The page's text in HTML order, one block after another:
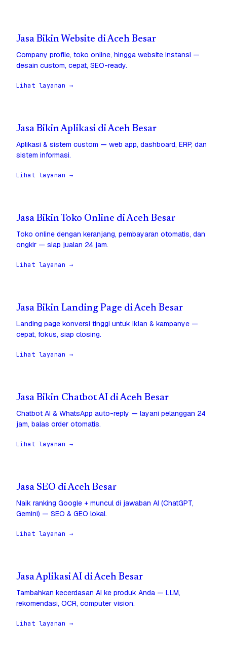
Jasa Bikin Website di Aceh Besar
Company profile, toko online, hingga website instansi —
desain custom, cepat, SEO-ready.
Lihat layanan →
Jasa Bikin Aplikasi di Aceh Besar
Aplikasi & sistem custom — web app, dashboard, ERP, dan
sistem informasi.
Lihat layanan →
Jasa Bikin Toko Online di Aceh Besar
Toko online dengan keranjang, pembayaran otomatis, dan
ongkir — siap jualan 24 jam.
Lihat layanan →
Jasa Bikin Landing Page di Aceh Besar
Landing page konversi tinggi untuk iklan & kampanye —
cepat, fokus, siap closing.
Lihat layanan →
Jasa Bikin Chatbot AI di Aceh Besar
Chatbot AI & WhatsApp auto-reply — layani pelanggan 24
jam, balas order otomatis.
Lihat layanan →
Jasa SEO di Aceh Besar
Naik ranking Google + muncul di jawaban AI (ChatGPT,
Gemini) — SEO & GEO lokal.
Lihat layanan →
Jasa Aplikasi AI di Aceh Besar
Tambahkan kecerdasan AI ke produk Anda — LLM,
rekomendasi, OCR, computer vision.
Lihat layanan →